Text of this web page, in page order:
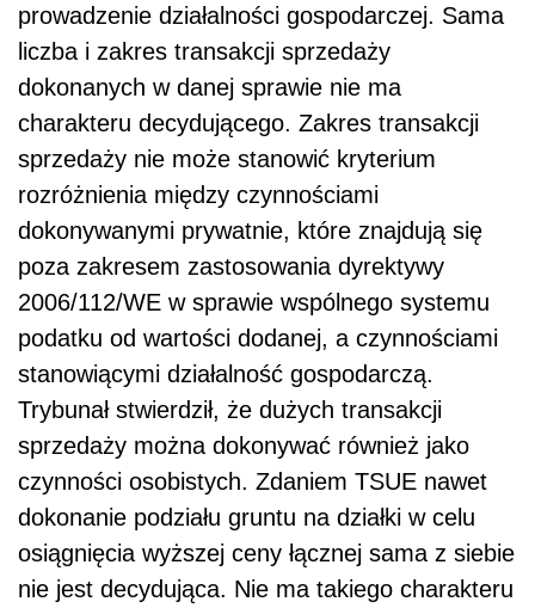
prowadzenie działalności gospodarczej. Sama
liczba i zakres transakcji sprzedaży
dokonanych w danej sprawie nie ma
charakteru decydującego. Zakres transakcji
sprzedaży nie może stanowić kryterium
rozróżnienia między czynnościami
dokonywanymi prywatnie, które znajdują się
poza zakresem zastosowania dyrektywy
2006/112/WE w sprawie wspólnego systemu
podatku od wartości dodanej, a czynnościami
stanowiącymi działalność gospodarczą.
Trybunał stwierdził, że dużych transakcji
sprzedaży można dokonywać również jako
czynności osobistych. Zdaniem TSUE nawet
dokonanie podziału gruntu na działki w celu
osiągnięcia wyższej ceny łącznej sama z siebie
nie jest decydująca. Nie ma takiego charakteru